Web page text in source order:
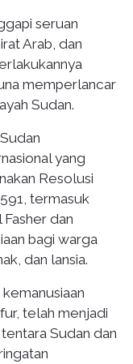
seruan
Arab, dan
memperlancar
Sudan.
yang
Resolusi
termasuk
dan
bagi warga
dan lansia.
telah menjadi
Sudan dan